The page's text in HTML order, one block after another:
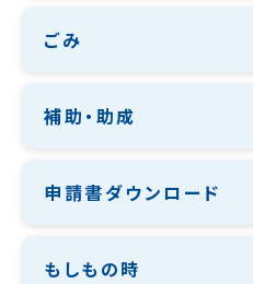
ごみ
補助・助成
申請書ダウンロード
もしもの時